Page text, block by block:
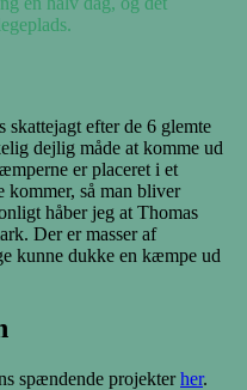
efter de 6 glemte
dejlig måde at komme ud
er placeret i et
så man bliver
håber jeg at Thomas
Der er masser af
kunne dukke en kæmpe ud
spændende projekterher.